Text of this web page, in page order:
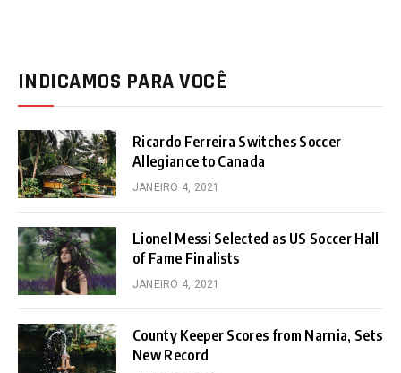
INDICAMOS PARA VOCÊ
Ricardo Ferreira Switches Soccer
Allegiance to Canada
JANEIRO 4, 2021
Lionel Messi Selected as US Soccer Hall
of Fame Finalists
JANEIRO 4, 2021
County Keeper Scores from Narnia, Sets
New Record